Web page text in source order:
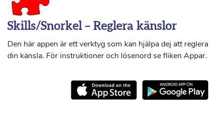
Skills/Snorkel – Reglera känslor
Den här appen är ett verktyg som kan hjälpa dej att reglera
din känsla. För instruktioner och lösenord se fliken Appar.